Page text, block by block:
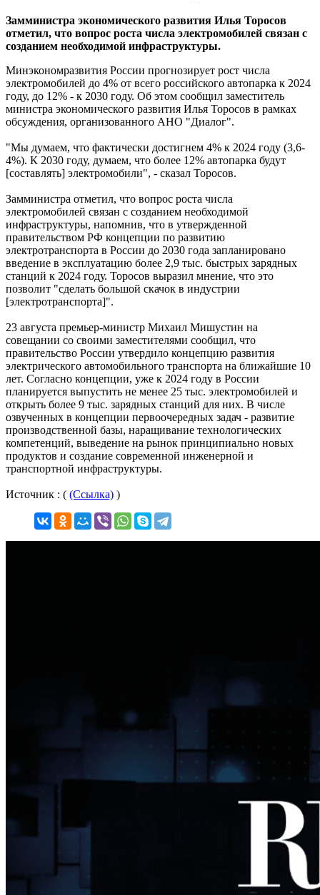
Замминистра экономического развития Илья Торосов
отметил, что вопрос роста числа электромобилей связан с
созданием необходимой инфраструктуры.
Минэкономразвития России прогнозирует рост числа
электромобилей до 4% от всего российского автопарка к 2024
году, до 12% - к 2030 году. Об этом сообщил заместитель
министра экономического развития Илья Торосов в рамках
обсуждения, организованного АНО "Диалог".
"Мы думаем, что фактически достигнем 4% к 2024 году (3,6-
4%). К 2030 году, думаем, что более 12% автопарка будут
[составлять] электромобили", - сказал Торосов.
Замминистра отметил, что вопрос роста числа
электромобилей связан с созданием необходимой
инфраструктуры, напомнив, что в утвержденной
правительством РФ концепции по развитию
электротранспорта в России до 2030 года запланировано
введение в эксплуатацию более 2,9 тыс. быстрых зарядных
станций к 2024 году. Торосов выразил мнение, что это
позволит "сделать большой скачок в индустрии
[электротранспорта]".
23 августа премьер-министр Михаил Мишустин на
совещании со своими заместителями сообщил, что
правительство России утвердило концепцию развития
электрического автомобильного транспорта на ближайшие 10
лет. Согласно концепции, уже к 2024 году в России
планируется выпустить не менее 25 тыс. электромобилей и
открыть более 9 тыс. зарядных станций для них. В числе
озвученных в концепции первоочередных задач - развитие
производственной базы, наращивание технологических
компетенций, выведение на рынок принципиально новых
продуктов и создание современной инженерной и
транспортной инфраструктуры.
Источник : ( (Ссылка) )